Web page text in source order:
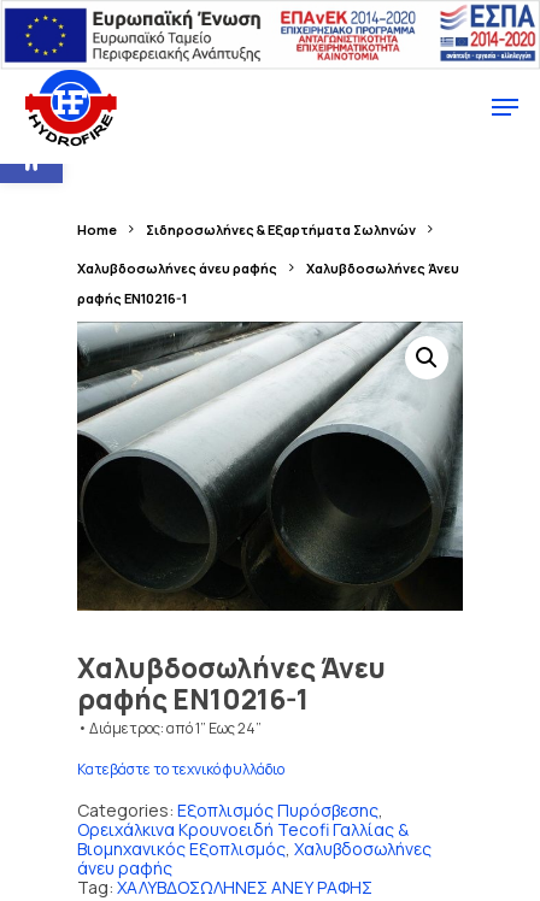
Ανοίξτε τη γραμμή εργαλείων
Home Σιδηροσωλήνες & Εξαρτήματα Σωληνών
Χαλυβδοσωλήνες άνευ ραφής
Χαλυβδοσωλήνες Άνευ
ραφής EN10216-1
Χαλυβδοσωλήνες Άνευ
ραφής EN10216-1
• Διάμετρος: από 1” Εως 24”
Κατεβάστε το τεχνικό φυλλάδιο
Categories: Εξοπλισμός Πυρόσβεσης,
Ορειχάλκινα Κρουνοειδή Tecofi Γαλλίας &
Βιομηχανικός Εξοπλισμός, Χαλυβδοσωλήνες
άνευ ραφής
Tag: ΧΑΛΥΒΔΟΣΩΛΗΝΕΣ ΑΝΕΥ ΡΑΦΗΣ